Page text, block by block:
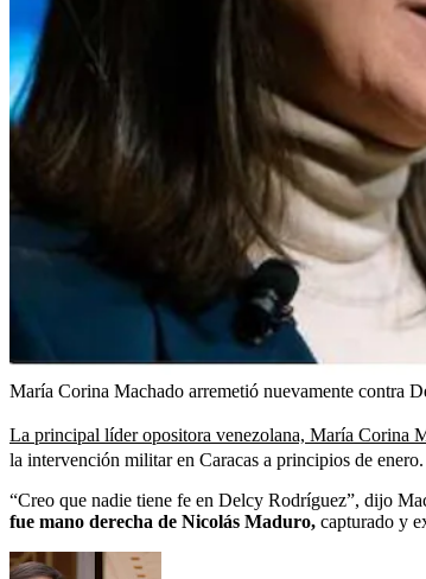
María Corina Machado arremetió nuevamente contra
La principal líder opositora venezolana, María Corina
la intervención militar en Caracas a principios de enero.
“Creo que nadie tiene fe en Delcy Rodríguez”, dijo
fue mano derecha de Nicolás Maduro, capturado y